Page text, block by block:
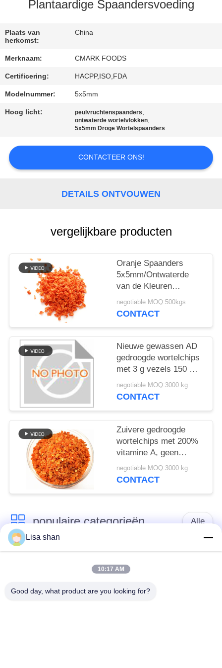
MET
ONS
NIEUWS
VRAAG
OFFERTE
SITEMAP
PRIVACYBELEID
Plantaardige Spaandersvoeding
Plaats van
herkomst:
China
Merknaam: CMARK FOODS
Certificering: HACPP,ISO,FDA
Modelnummer: 5x5mm
Hoog licht: peulvruchtenspaanders,
ontwaterde wortelvlokken,
5x5mm Droge Wortelspaanders
CONTACTEER ONS!
DETAILS ONTVOUWEN
vergelijkbare producten
Oranje Spaanders
5x5mm/Ontwaterde
van de Kleuren
Peulvrucht
Plantaardige Vlokken
negotiable MOQ:500kgs
CONTACT
Nieuwe gewassen AD
gedroogde wortelchips
met 3 g vezels 150 mg
natrium en 90 kcal
Ideaal voor de
negotiable MOQ:3000 kg
CONTACT
Zuivere gedroogde
wortelchips met 200%
vitamine A, geen
conserveringsmiddelen
en een heldere oranje
negotiable MOQ:3000 kg
CONTACT
populaire categorieën Alle
Japanse
broodcrumbs
Gehele het
Lisa shan
10:17 AM
Good day, what product are you looking for?